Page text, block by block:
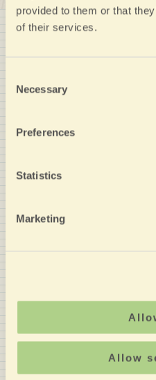
provided to them or that
of their services.
Selection
Necessary
Preferences
Statistics
Marketing
Allow
Mitglied von
Direkte Buchung des
Vermittlungskosten: die
Tourismus. Nozio hat
dieses Hotel aufgrund